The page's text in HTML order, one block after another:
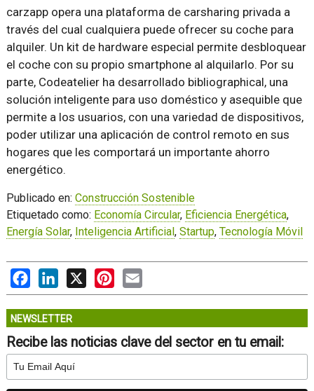
carzapp opera una plataforma de carsharing privada a
través del cual cualquiera puede ofrecer su coche para
alquiler. Un kit de hardware especial permite desbloquear
el coche con su propio smartphone al alquilarlo. Por su
parte, Codeatelier ha desarrollado bibliographical, una
solución inteligente para uso doméstico y asequible que
permite a los usuarios, con una variedad de dispositivos,
poder utilizar una aplicación de control remoto en sus
hogares que les comportará un importante ahorro
energético.
Publicado en: Construcción Sostenible
Etiquetado como: Economía Circular, Eficiencia Energética,
Energía Solar, Inteligencia Artificial, Startup, Tecnología Móvil
FacebookLinkedIn
X PinterestEmail
NEWSLETTER
Recibe las noticias clave del sector en tu email: